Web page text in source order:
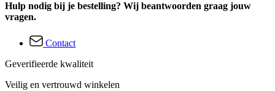
Hulp nodig bij je bestelling? Wij beantwoorden graag jouw
vragen.
Contact
Geverifieerde kwaliteit
Veilig en vertrouwd winkelen